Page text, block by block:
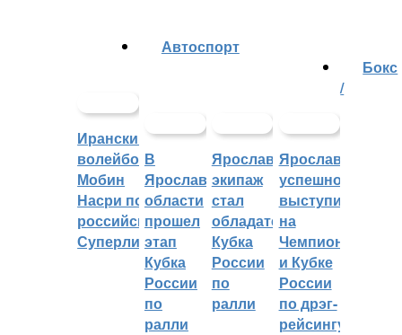
Иранский
волейболист
Мобин
Насри покинет
российскую
Суперлигу
Автоспорт
В
Ярославской
области
прошел
этап
Кубка
России
по
ралли
Ярославский
экипаж
стал
обладателем
Кубка
России
по
ралли
Ярославцы
успешно
выступили
на
Чемпионате
и Кубке
России
по дрэг-
рейсингу
Бокс
/